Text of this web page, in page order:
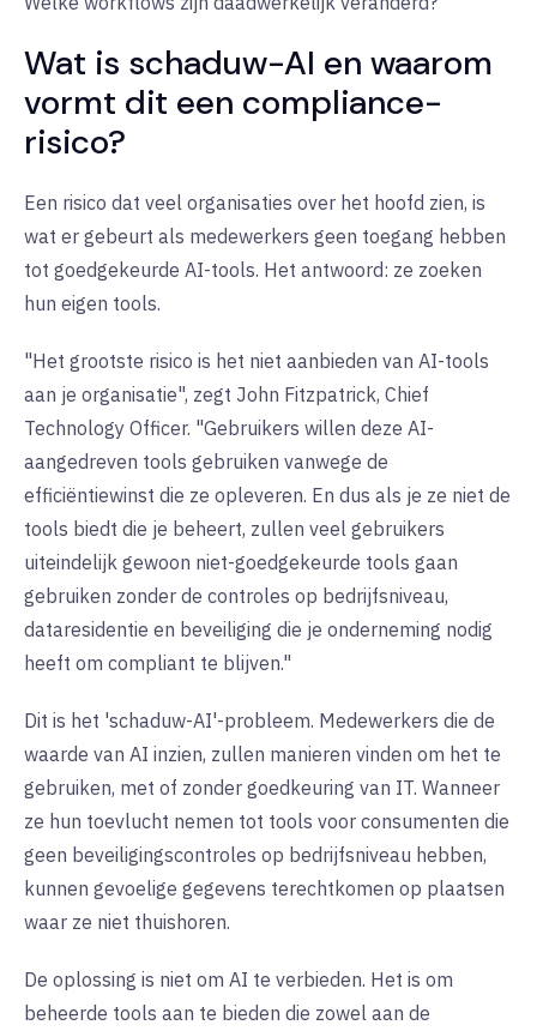
Wat is schaduw-AI en waarom
vormt dit een compliance-
risico?
Een risico dat veel organisaties over het hoofd zien, is
wat er gebeurt als medewerkers geen toegang hebben
tot goedgekeurde AI-tools. Het antwoord: ze zoeken
hun eigen tools.
"Het grootste risico is het niet aanbieden van AI-tools
aan je organisatie", zegt John Fitzpatrick, Chief
Technology Officer. "Gebruikers willen deze AI-
aangedreven tools gebruiken vanwege de
efficiëntiewinst die ze opleveren. En dus als je ze niet de
tools biedt die je beheert, zullen veel gebruikers
uiteindelijk gewoon niet-goedgekeurde tools gaan
gebruiken zonder de controles op bedrijfsniveau,
dataresidentie en beveiliging die je onderneming nodig
heeft om compliant te blijven."
Dit is het 'schaduw-AI'-probleem. Medewerkers die de
waarde van AI inzien, zullen manieren vinden om het te
gebruiken, met of zonder goedkeuring van IT. Wanneer
ze hun toevlucht nemen tot tools voor consumenten die
geen beveiligingscontroles op bedrijfsniveau hebben,
kunnen gevoelige gegevens terechtkomen op plaatsen
waar ze niet thuishoren.
De oplossing is niet om AI te verbieden. Het is om
beheerde tools aan te bieden die zowel aan de